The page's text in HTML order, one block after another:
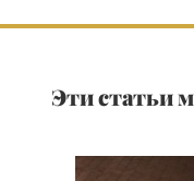
Эти статьи